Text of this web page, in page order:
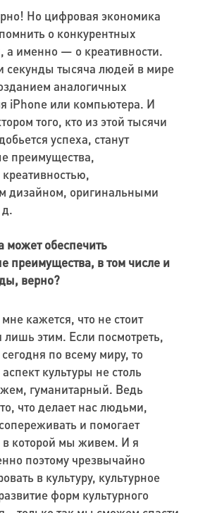
Но цифровая экономика
о конкурентных
а именно — о креативности.
секунды тысяча людей в мире
аналогичных
iPhoneили компьютера. И
того, кто из этой тысячи
успеха, станут
преимущества,
дизайном, оригинальными
может обеспечить
преимущества, в том числе и
верно?
кажется, что не стоит
лишь этим. Если посмотреть,
по всему миру, то
культуры не столь
гуманитарный. Ведь
что делает нас людьми,
и помогает
в которой мы живем. И я
поэтому чрезвычайно
в культуру, культурное
форм культурного